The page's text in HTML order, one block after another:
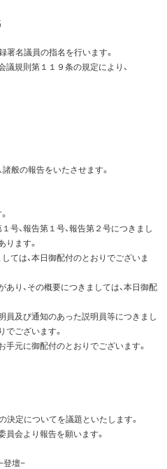
名議員の指名を行います。
規則第１１９条の規定により、
般の報告をいたさせます。
、報告第１号、報告第２号につきまし
ります。
ては、本日御配付のとおりでございま
り、その概要につきましては、本日御配
員及び通知のあった説明員等につきまし
でございます。
元に御配付のとおりでございます。
定についてを議題といたします。
員会より報告を願います。
登壇−